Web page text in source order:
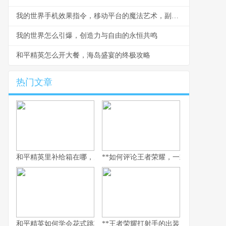
我的世界手机效果指令，移动平台的魔法艺术，副标题，指尖编织的游戏法则
我的世界怎么引爆，创造力与自由的永恒共鸣
和平精英怎么开大餐，海岛盛宴的终极攻略
热门文章
和平精英里补给箱在哪，空投背后的战术密码**如何评论王者荣耀，一款游戏与一面
和平精英如何学会花式跳车，副标题为实战进阶与极限操作指南
**王者荣耀打射手的出装，破晓之路